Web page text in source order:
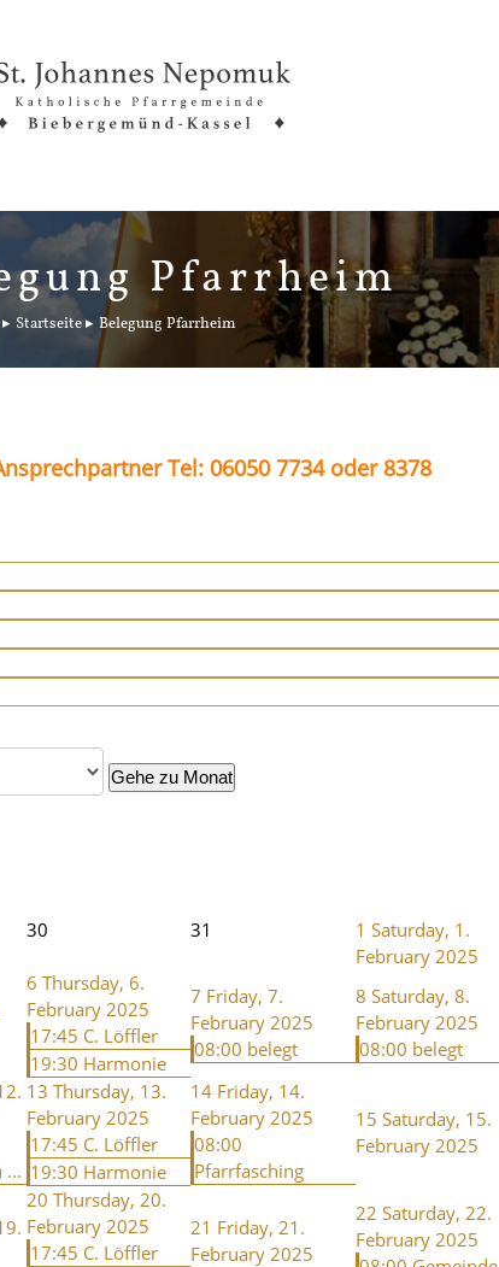
Pfarrheim
Startseite Belegung Pfarrheim
Tel: 06050 7734 oder 8378
Gehe zu Monat
30 31 1 Saturday, 1.
February 2025
6 Thursday, 6.
February 2025
17:45 C. Löffler
19:30 Harmonie
7 Friday, 7.
February 2025
08:00 belegt
8 Saturday, 8.
February 2025
08:00 belegt
...
13 Thursday, 13.
February 2025
17:45 C. Löffler
19:30 Harmonie
14 Friday, 14.
February 2025
08:00
Pfarrfasching
15 Saturday, 15.
February 2025
20 Thursday, 20.
February 2025
17:45 C. Löffler
21 Friday, 21.
February 2025
22 Saturday, 22.
February 2025